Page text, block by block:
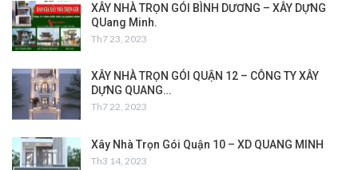
XÂY NHÀ TRỌN GÓI BÌNH DƯƠNG – XÂY DỰNG
QUang Minh.
Th7 23, 2023
XÂY NHÀ TRỌN GÓI QUẬN 12 – CÔNG TY XÂY
DỰNG QUANG…
Th7 22, 2023
Xây Nhà Trọn Gói Quận 10 – XD QUANG MINH
Th3 14, 2023